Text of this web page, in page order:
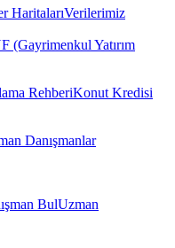
HaritalarıVerilerimiz
(Gayrimenkul Yatırım
RehberiKonut Kredisi
Danışmanlar
BulUzman